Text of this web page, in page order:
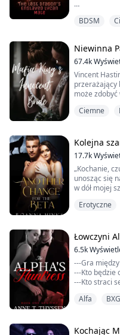
musiała
Zerwał z
bok. Visenya
dokładnie
„Pozwól mi
mogę...”
„Cisza!”
BDSM
Niewinna
67.4k
Vincent
przerażający
może zdobyć
najmłodszą
Chętnie
Ciemne
Kolejna
17.7k
„Kochanie,
unosząc się
w dół mojej
„Theo,
mojej szyi.
„Wiem, że
Przesuwa
otacza, co
Czuję kręgi,
Erotyczne
Łowczyni
6.5k
---Gra
---Kto będzie
---Kto straci
„Wiesz,
„Dostajemy
Alfa BXG
Kochając